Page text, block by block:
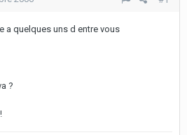
a quelques uns d entre vous
?